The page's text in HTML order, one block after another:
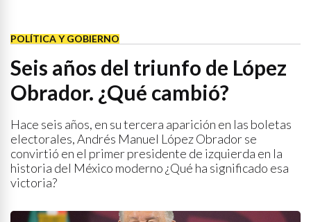
POLÍTICA Y GOBIERNO
Seis años del triunfo de López
Obrador. ¿Qué cambió?
Hace seis años, en su tercera aparición en las boletas
electorales, Andrés Manuel López Obrador se
convirtió en el primer presidente de izquierda en la
historia del México moderno ¿Qué ha significado esa
victoria?